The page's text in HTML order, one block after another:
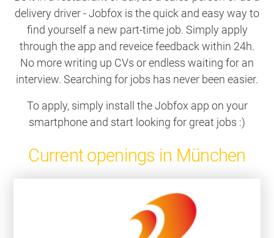
delivery driver - Jobfox is the quick and easy way to
find yourself a new part-time job. Simply apply
through the app and reveice feedback within 24h.
No more writing up CVs or endless waiting for an
interview. Searching for jobs has never been easier.
To apply, simply install the Jobfox app on your
smartphone and start looking for great jobs :)
Current openings in München